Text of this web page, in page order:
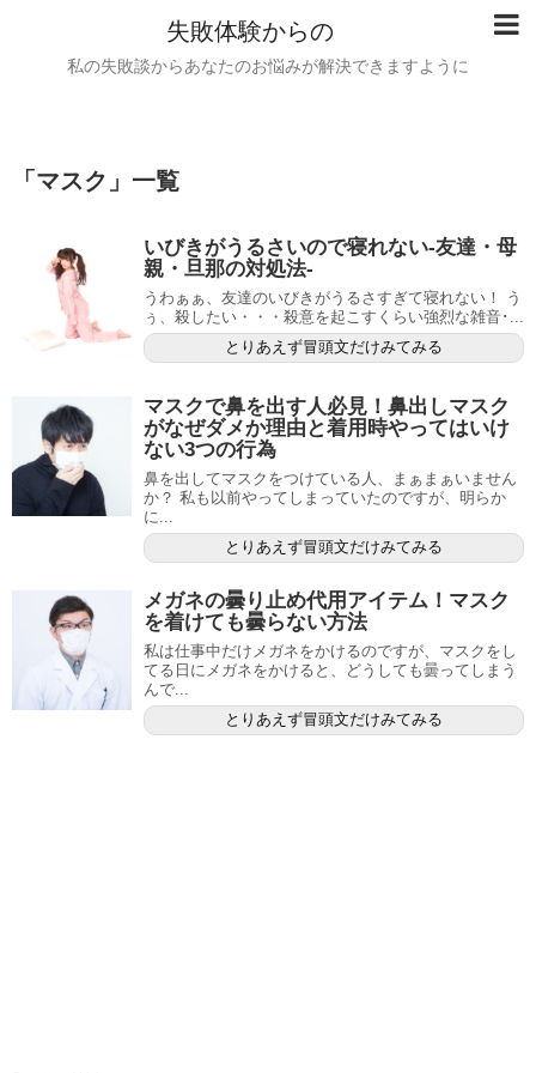
失敗体験からの
私の失敗談からあなたのお悩みが解決できますように
「 マスク 」 一覧
いびきがうるさいので寝れない-友達・母
親・旦那の対処法-
うわぁぁ、友達のいびきがうるさすぎて寝れない！ う
ぅ、殺したい・・・殺意を起こすくらい強烈な雑音･...
とりあえず冒頭文だけみてみる
マスクで鼻を出す人必見！鼻出しマスク
がなぜダメか理由と着用時やってはいけ
ない3つの行為
鼻を出してマスクをつけている人、まぁまぁいません
か？ 私も以前やってしまっていたのですが、明らか
に...
とりあえず冒頭文だけみてみる
メガネの曇り止め代用アイテム！マスク
を着けても曇らない方法
私は仕事中だけメガネをかけるのですが、マスクをし
てる日にメガネをかけると、どうしても曇ってしまう
んで...
とりあえず冒頭文だけみてみる